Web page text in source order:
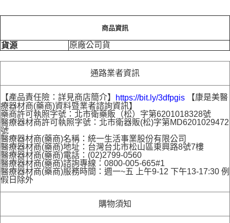
商品資訊
貨源 原廠公司貨
通路業者資訊
【產品責任險：詳見商店簡介】 https://bit.ly/3dfpgis 【康是美醫
療器材商(藥商)資料暨業者諮詢資訊】
藥商許可執照字號：北市衛藥販（松）字第6201018328號
醫療器材商許可執照字號：北市衛器販(松)字第MD6201029472
號
醫療器材商(藥商)名稱：統一生活事業股份有限公司
醫療器材商(藥商)地址：台灣台北市松山區東興路8號7樓
醫療器材商(藥商)電話：(02)2799-0560
醫療器材商(藥商)諮詢專線：0800-005-665#1
醫療器材商(藥商)服務時間：週一~五 上午9-12 下午13-17:30 例
假日除外
購物須知